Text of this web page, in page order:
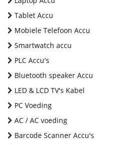
Tablet Accu
Mobiele Telefoon Accu
Smartwatch accu
PLC Accu's
Bluetooth speaker Accu
LED & LCD TV's Kabel
PC Voeding
AC / AC voeding
Barcode Scanner Accu's